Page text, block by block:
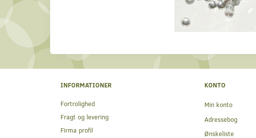
INFORMATIONER
Fortrolighed
Fragt og levering
Firma profil
KONTO
Min konto
Adressebog
Ønskeliste